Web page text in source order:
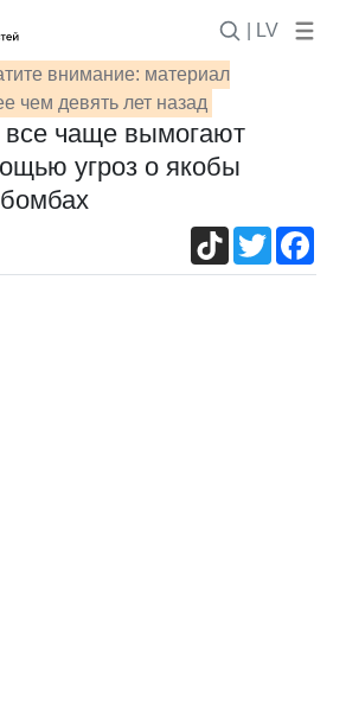
| LV
внимание: материал
чем девять лет назад
все чаще вымогают
угроз о якобы
TikTokTwitter